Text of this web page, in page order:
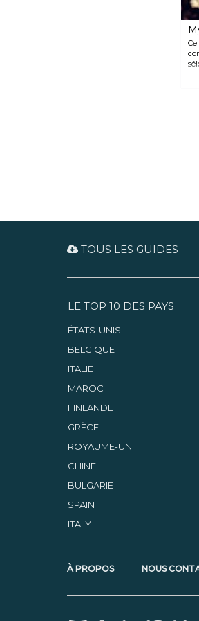
TOUS LES GUIDES
LE TOP 10 DES PAYS
ÉTATS-UNIS
BELGIQUE
ITALIE
MAROC
FINLANDE
GRÈCE
ROYAUME-UNI
CHINE
BULGARIE
SPAIN
ITALY
À PROPOS NOUS